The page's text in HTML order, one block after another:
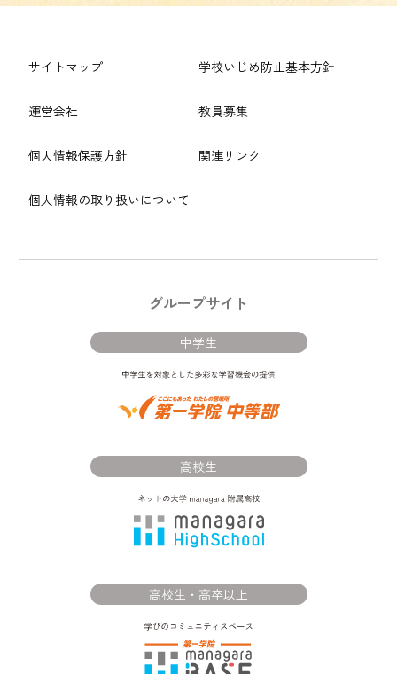
サイトマップ
運営会社
個人情報保護方針
個人情報の取り扱いについて
学校いじめ防止基本方針
教員募集
関連リンク
グループサイト
中学生
高校生
高校生・高卒以上